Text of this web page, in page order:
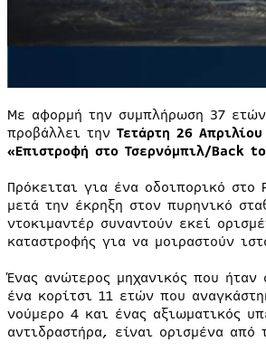
Με αφορμή την συμπλήρωση 37
προβάλλει την Τετάρτη 26 Απριλίου
«Επιστροφή στο Τσερνόμπιλ/Back
Πρόκειται για ένα οδοιπορικό
μετά την έκρηξη στον πυρηνικό
ντοκιμαντέρ συναντούν εκεί
καταστροφής για να μοιραστούν
Ένας ανώτερος μηχανικός που ήταν
ένα κορίτσι 11 ετών που
νούμερο 4 και ένας αξιωματικός
αντιδραστήρα, είναι ορισμένα